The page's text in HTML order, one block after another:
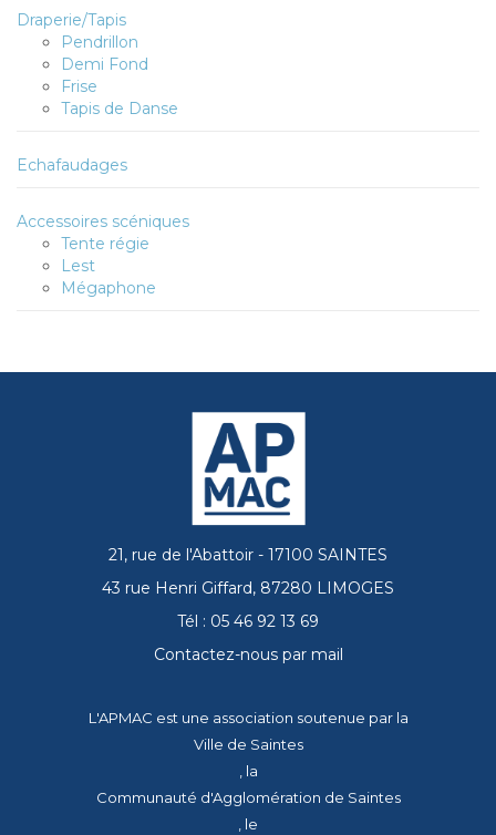
Draperie/Tapis
Pendrillon
Demi Fond
Frise
Tapis de Danse
Echafaudages
Accessoires scéniques
Tente régie
Lest
Mégaphone
21, rue de l'Abattoir - 17100 SAINTES
43 rue Henri Giffard, 87280 LIMOGES
Tél : 05 46 92 13 69
Contactez-nous par mail
L'APMAC est une association soutenue par la
Ville de Saintes
, la
Communauté d'Agglomération de Saintes
, le